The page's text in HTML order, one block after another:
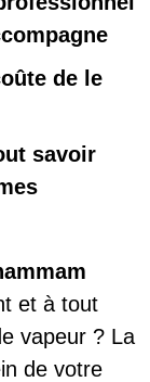
de le
savoir
et à tout
vapeur ? La
de votre